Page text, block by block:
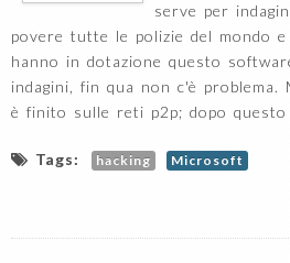
serve per
povere tutte le polizie del mondo
hanno in dotazione questo
indagini, fin qua non c'è problema.
è finito sulle reti p2p; dopo questo
Tags: hacking Microsoft